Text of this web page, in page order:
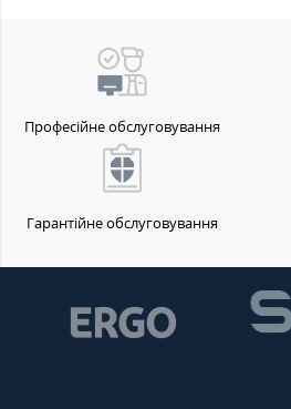
Професійне обслуговування
Гарантійне обслуговування